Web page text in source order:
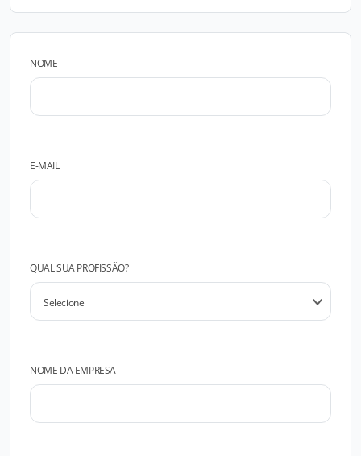
NOME
E-MAIL
QUAL SUA PROFISSÃO?
NOME DA EMPRESA